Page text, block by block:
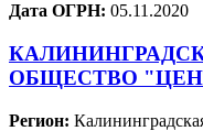
Дата ОГРН: 05.11.2020
ОБЩЕСТВО
Регион: